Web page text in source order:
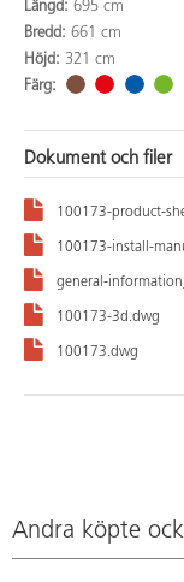
Längd: 695 cm
Bredd: 661 cm
Höjd: 321 cm
Färg:
Dokument och filer
100173-product-
100173-install-
general-
100173-3d.dwg
100173.dwg
Andra köpte